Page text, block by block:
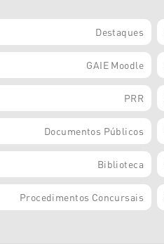
Destaques
GAIE Moodle
PRR
Documentos Públicos
Biblioteca
Procedimentos Concursais